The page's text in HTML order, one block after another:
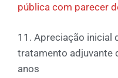
pública com parecer
11. Apreciação inicial
tratamento adjuvante
anos